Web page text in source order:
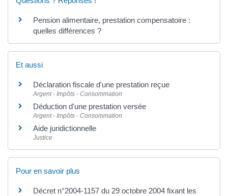
Pension alimentaire, prestation compensatoire :
quelles différences ?
Et aussi
Déclaration fiscale d'une prestation reçue
Argent - Impôts - Consommation
Déduction d'une prestation versée
Argent - Impôts - Consommation
Aide juridictionnelle
Justice
Pour en savoir plus
Décret n°2004-1157 du 29 octobre 2004 fixant les